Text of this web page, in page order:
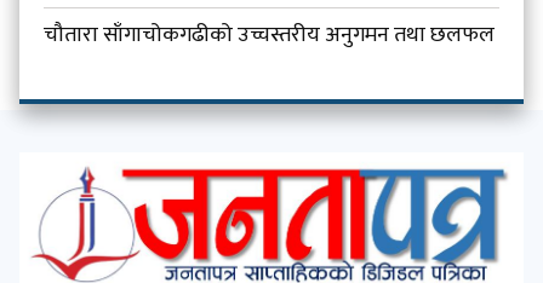
चौतारा साँगाचोकगढीको उच्चस्तरीय अनुगमन तथा छलफल